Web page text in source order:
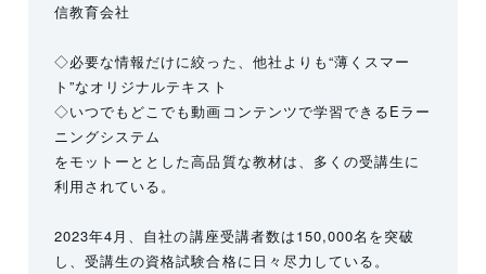
信教育会社
◇必要な情報だけに絞った、他社よりも“薄くスマー
ト”なオリジナルテキスト
◇いつでもどこでも動画コンテンツで学習できるEラー
ニングシステム
をモットーととした高品質な教材は、多くの受講生に
利用されている。
2023年4月、自社の講座受講者数は150,000名を突破
し、受講生の資格試験合格に日々尽力している。